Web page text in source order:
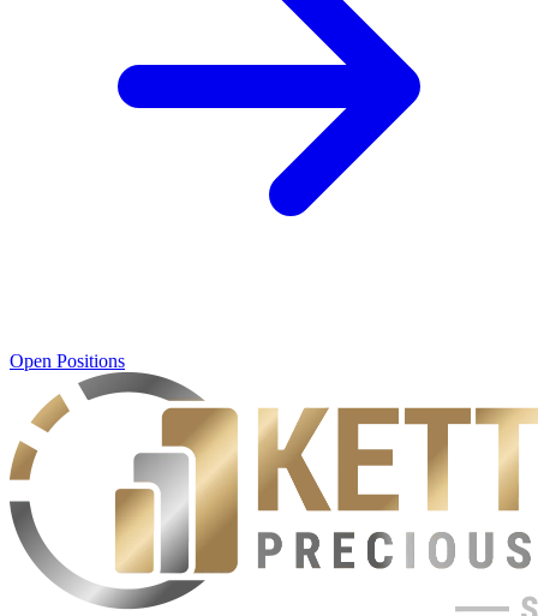
Open Positions